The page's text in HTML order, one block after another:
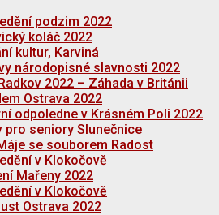
podzim 2022
koláč 2022
kultur, Karviná
národopisné slavnosti 2022
2022 – Záhada v Británii
Ostrava 2022
odpoledne v Krásném Poli 2022
pro seniory Slunečnice
se souborem Radost
v Klokočově
Mařeny 2022
v Klokočově
Ostrava 2022